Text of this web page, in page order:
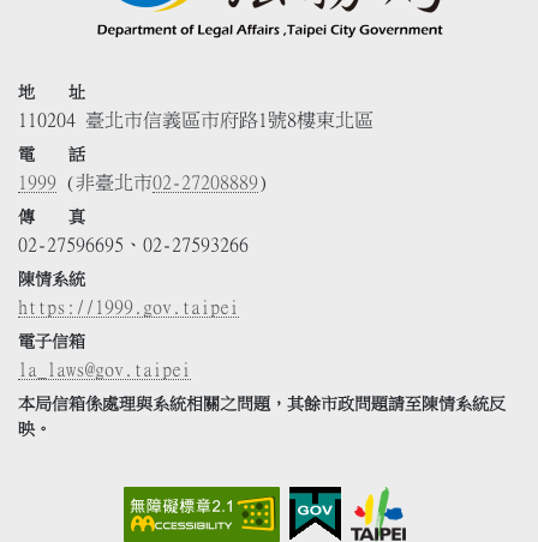
地 址
110204 臺北市信義區市府路1號8樓東北區
電 話
1999 (非臺北市02-27208889)
傳 真
02-27596695、02-27593266
陳情系統
https://1999.gov.taipei
電子信箱
la_laws@gov.taipei
本局信箱係處理與系統相關之問題，其餘市政問題請至陳情系統反
映。